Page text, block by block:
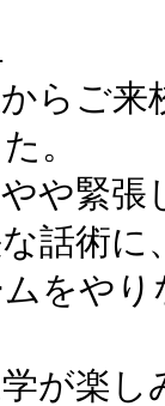
らご来
。
や緊張
話術
をや
が楽し